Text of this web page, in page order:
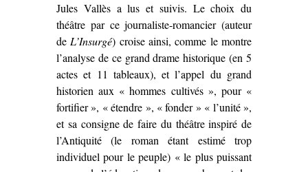
Jules Vallès a lus et suivis. Le choix du
théâtre par ce journaliste-romancier (auteur
deL’Insurgé) croise ainsi, comme le montre
l’analyse de ce grand drame historique (en 5
actes et 11 tableaux), et l’appel du grand
historien aux « hommes cultivés », pour «
fortifier », « étendre », « fonder » « l’unité »,
et sa consigne de faire du théâtre inspiré de
l’Antiquité (le roman étant estimé trop
individuel pour le peuple) « le plus puissant